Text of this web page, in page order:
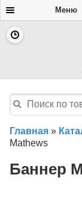
Меню
Главная »
Mathews
Баннер